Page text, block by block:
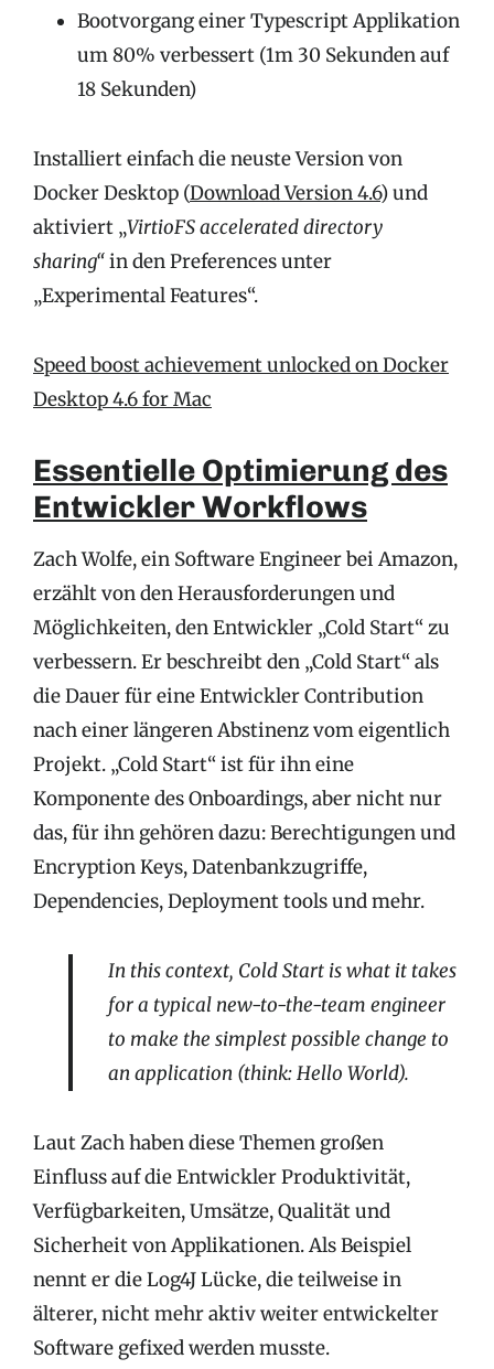
Bootvorgang einer Typescript Applikation
um 80% verbessert (1m 30 Sekunden auf
18 Sekunden)
Installiert einfach die neuste Version von
Docker Desktop (Download Version 4.6) und
aktiviert „VirtioFS accelerated directory
sharing“in den Preferences unter
„Experimental Features“.
Speed boost achievement unlocked on Docker
Desktop 4.6 for Mac
Essentielle Optimierung des
Entwickler Workflows
Zach Wolfe, ein Software Engineer bei Amazon,
erzählt von den Herausforderungen und
Möglichkeiten, den Entwickler „Cold Start“ zu
verbessern. Er beschreibt den „Cold Start“ als
die Dauer für eine Entwickler Contribution
nach einer längeren Abstinenz vom eigentlich
Projekt. „Cold Start“ ist für ihn eine
Komponente des Onboardings, aber nicht nur
das, für ihn gehören dazu: Berechtigungen und
Encryption Keys, Datenbankzugriffe,
Dependencies, Deployment tools und mehr.
In this context, Cold Start is what it takes
for a typical new-to-the-team engineer
to make the simplest possible change to
an application (think: Hello World).
Laut Zach haben diese Themen großen
Einfluss auf die Entwickler Produktivität,
Verfügbarkeiten, Umsätze, Qualität und
Sicherheit von Applikationen. Als Beispiel
nennt er die Log4J Lücke, die teilweise in
älterer, nicht mehr aktiv weiter entwickelter
Software gefixed werden musste.